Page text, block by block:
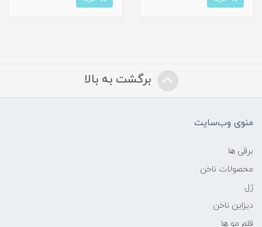
برگشت به بالا
منوی وب‌سایت
برقی ها
محصولات ناخن
ژل
دیزاین ناخن
قلم مو ها